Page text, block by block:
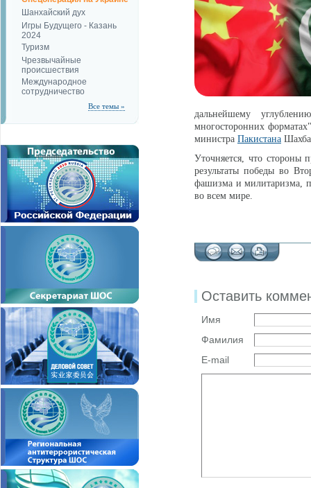
Шанхайский дух
Игры Будущего - Казань
2024
Туризм
Чрезвычайные
происшествия
Международное
сотрудничество
Все темы »
дальнейшему
многосторонних
министра Пакистана
Уточняется, что стороны
результаты победы во
фашизма и милитаризма,
во всем мире.
Оставить
Имя
Фамилия
E-mail